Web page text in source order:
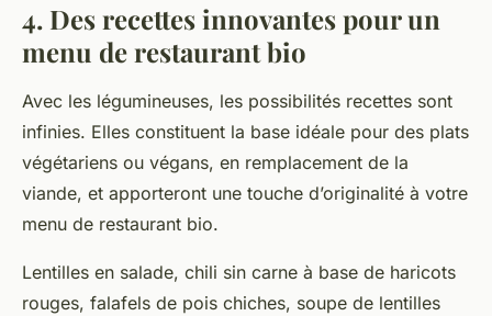
4. Des recettes innovantes pour un
menu de restaurant bio
Avec les légumineuses, les possibilités recettes sont
infinies. Elles constituent la base idéale pour des plats
végétariens ou végans, en remplacement de la
viande, et apporteront une touche d’originalité à votre
menu de restaurant bio.
Lentilles en salade, chili sin carne à base de haricots
rouges, falafels de pois chiches, soupe de lentilles